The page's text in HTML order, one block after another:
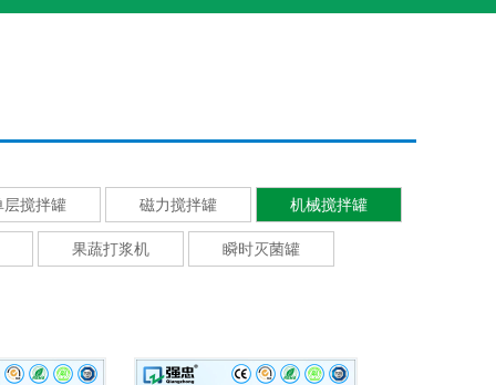
层搅拌罐 磁力搅拌罐 机械搅拌罐
果蔬打浆机 瞬时灭菌罐